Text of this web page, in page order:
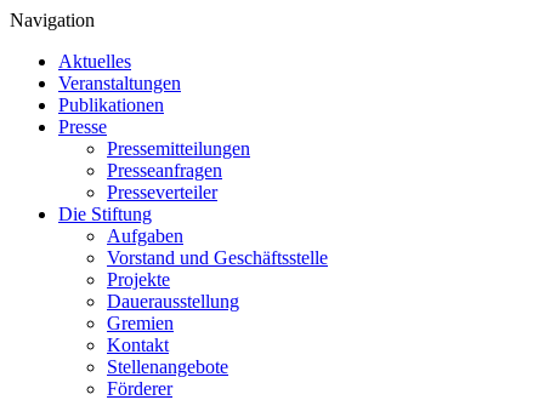
Navigation
Aktuelles
Veranstaltungen
Publikationen
Presse
Pressemitteilungen
Presseanfragen
Presseverteiler
Die Stiftung
Aufgaben
Vorstand und Geschäftsstelle
Projekte
Dauerausstellung
Gremien
Kontakt
Stellenangebote
Förderer